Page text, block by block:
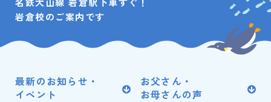
岩倉校のご案内です
最新のお知らせ・
イベント
お父さん・
お母さんの声